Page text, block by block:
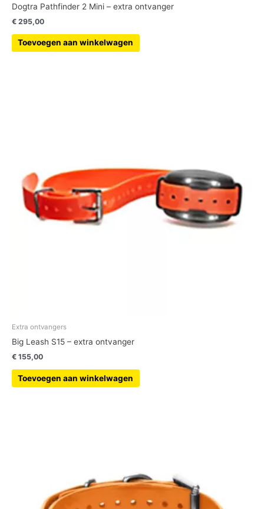
Dogtra Pathfinder 2 Mini – extra ontvanger
€ 295,00
Toevoegen aan winkelwagen
Extra ontvangers
Big Leash S15 – extra ontvanger
€ 155,00
Toevoegen aan winkelwagen